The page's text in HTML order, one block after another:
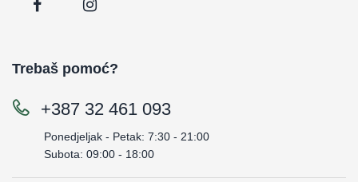
Trebaš pomoć?
+387 32 461 093
Ponedjeljak - Petak: 7:30 - 21:00
Subota: 09:00 - 18:00